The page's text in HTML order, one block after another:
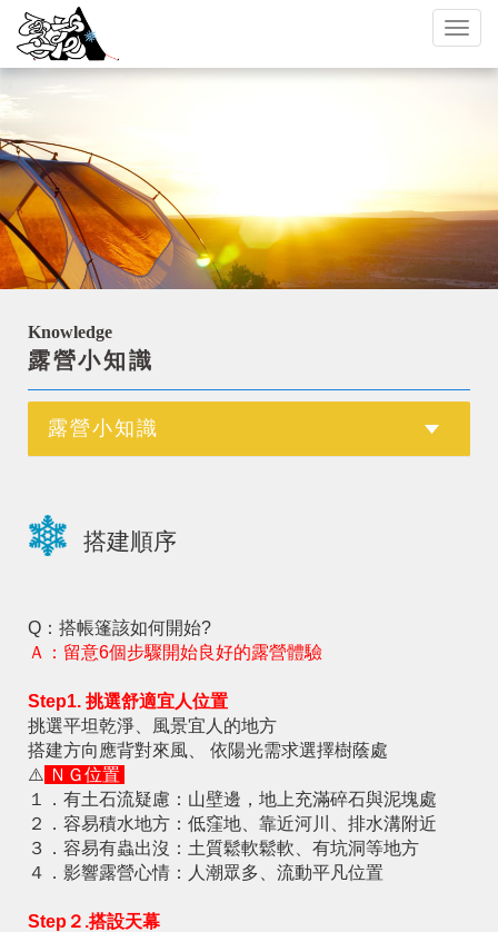
Toggle
Knowledge
露營小知識
露營小知識
搭建順序
Q：搭帳篷該如何開始?
Ａ：留意6個步驟開始良好的露營體驗
Step1. 挑選舒適宜人位置
挑選平坦乾淨、風景宜人的地方
搭建方向應背對來風、 依陽光需求選擇樹蔭處
⚠️ ＮＧ位置
１．有土石流疑慮：山壁邊，地上充滿碎石與泥塊處
２．容易積水地方：低窪地、靠近河川、排水溝附近
３．容易有蟲出沒：土質鬆軟鬆軟、有坑洞等地方
４．影響露營心情：人潮眾多、流動平凡位置
Step２.搭設天幕